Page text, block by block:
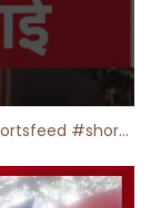
होतक में अचानक आग लगने से मचा हड़कंप ! #shortsfeed #shorts #viralshorts